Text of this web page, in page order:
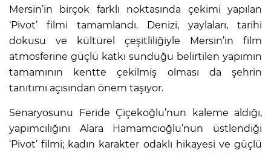
Mersin’in birçok farklı noktasında çekimi yapılan
‘Pivot’ filmi tamamlandı. Denizi, yaylaları, tarihi
dokusu ve kültürel çeşitliliğiyle Mersin’in film
atmosferine güçlü katkı sunduğu belirtilen yapımın
tamamının kentte çekilmiş olması da şehrin
tanıtımı açısından önem taşıyor.
Senaryosunu Feride Çiçekoğlu’nun kaleme aldığı,
yapımcılığını Alara Hamamcıoğlu’nun üstlendiği
‘Pivot’ filmi; kadın karakter odaklı hikayesi ve güçlü